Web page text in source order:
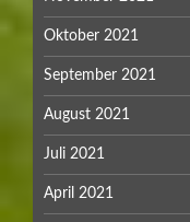
Oktober 2021
September 2021
August 2021
Juli 2021
April 2021